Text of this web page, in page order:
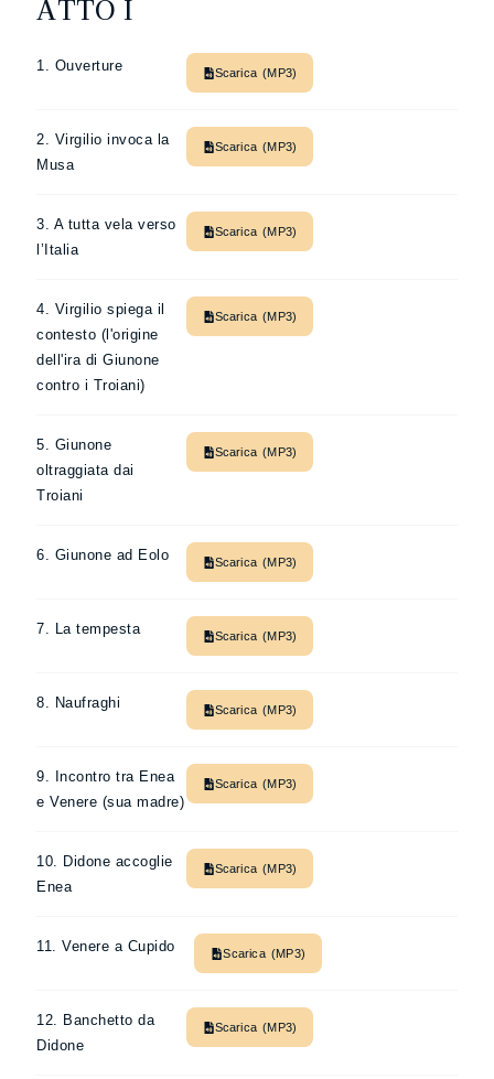
ATTO I
1. Ouverture Scarica (MP3)
2. Virgilio invoca la
Musa
Scarica (MP3)
3. A tutta vela verso
l’Italia
Scarica (MP3)
4. Virgilio spiega il
contesto (l'origine
dell'ira di Giunone
contro i Troiani)
Scarica (MP3)
5. Giunone
oltraggiata dai
Troiani
Scarica (MP3)
6. Giunone ad Eolo Scarica (MP3)
7. La tempesta Scarica (MP3)
8. Naufraghi Scarica (MP3)
9. Incontro tra Enea
e Venere (sua madre)
Scarica (MP3)
10. Didone accoglie
Enea
Scarica (MP3)
11. Venere a Cupido Scarica (MP3)
12. Banchetto da
Didone
Scarica (MP3)